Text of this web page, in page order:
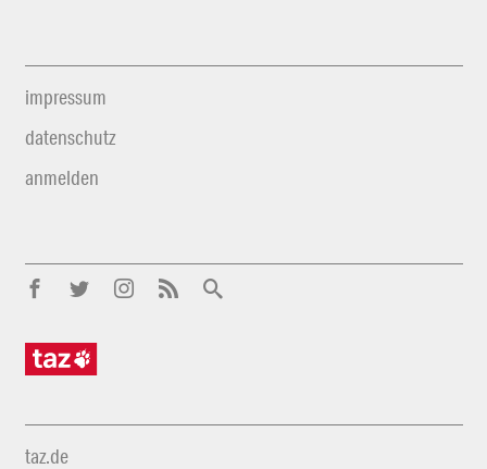
impressum
datenschutz
anmelden
taz.de